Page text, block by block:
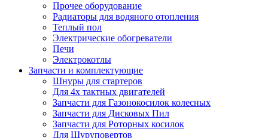
Прочее оборудование
Радиаторы для водяного отопления
Теплый пол
Электрические обогреватели
Печи
Электрокотлы
Запчасти и комплектующие
Шнуры для стартеров
Для 4х тактных двигателей
Запчасти для Газонокосилок колесных
Запчасти для Дисковых Пил
Запчасти для Роторных косилок
Для Шуруповертов